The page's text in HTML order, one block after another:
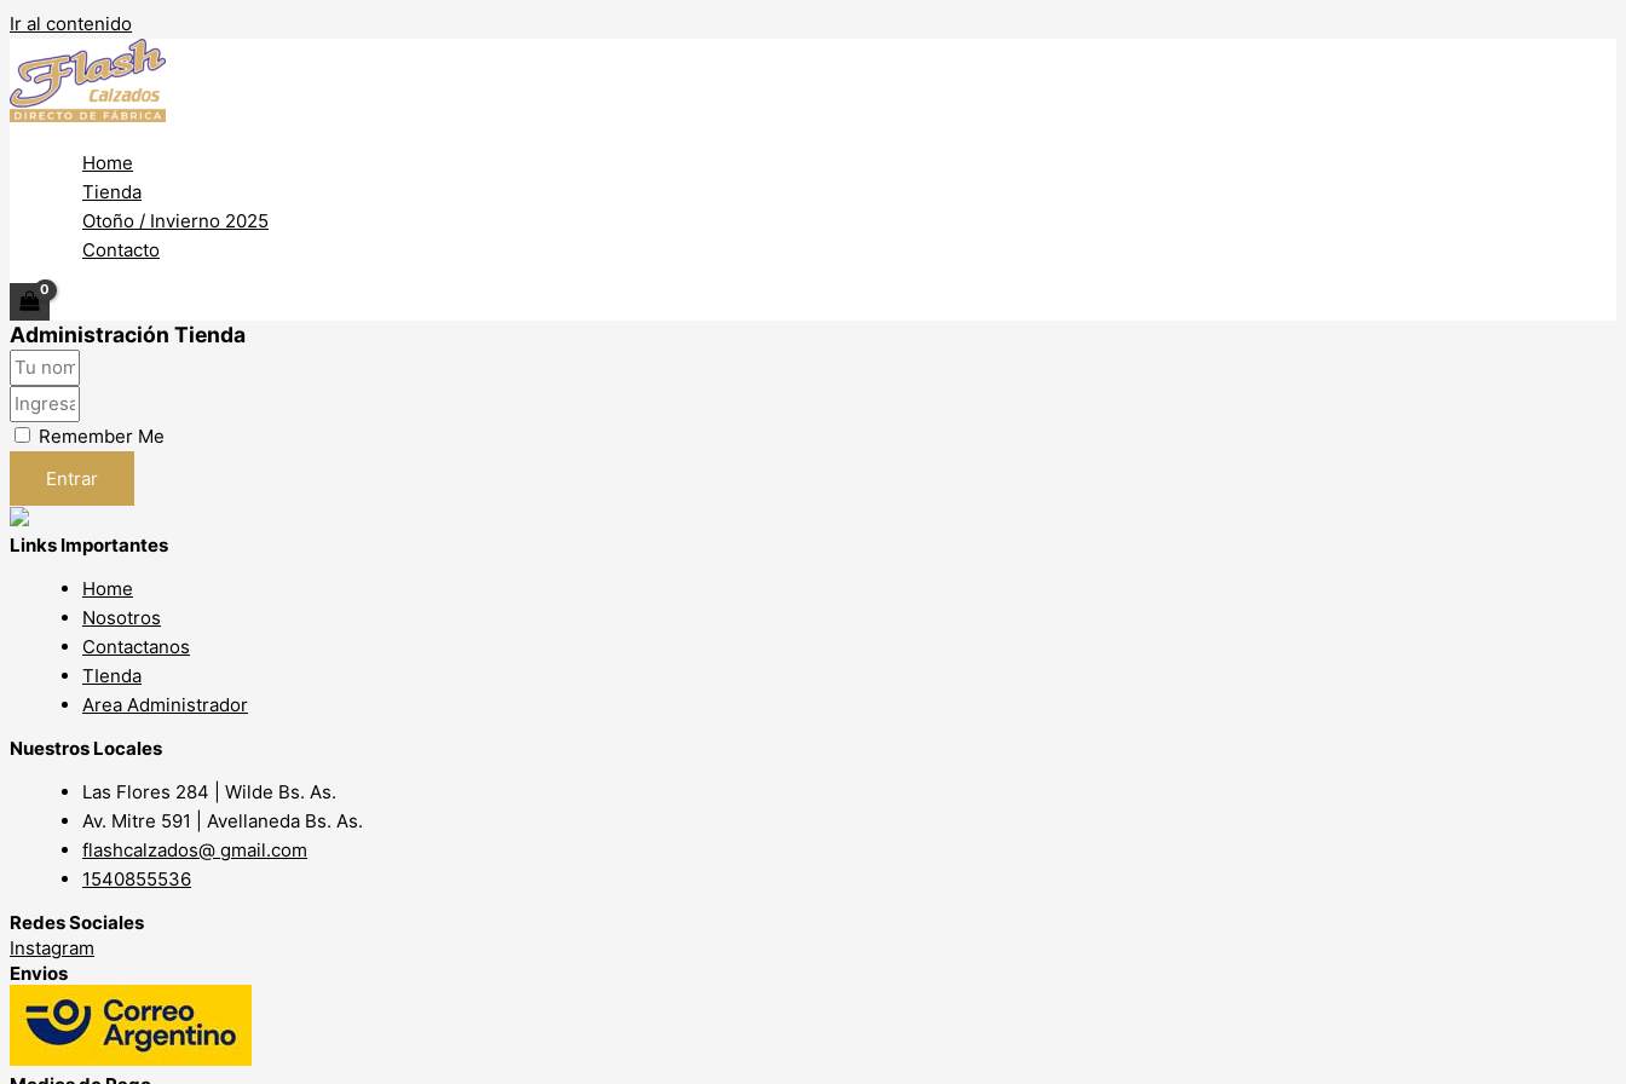
Ir al contenido
Home
Tienda
Otoño / Invierno 2025
Contacto
Administración Tienda
Remember Me
Entrar
Links Importantes
Home
Nosotros
Contactanos
TIenda
Area Administrador
Nuestros Locales
Las Flores 284 | Wilde Bs. As.
Av. Mitre 591 | Avellaneda Bs. As.
flashcalzados@ gmail.com
1540855536
Redes Sociales
Instagram
Envios